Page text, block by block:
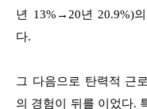
년 13%→20년 20.9%)
다.
그 다음으로 탄력적 근
의 경험이 뒤를 이었다.